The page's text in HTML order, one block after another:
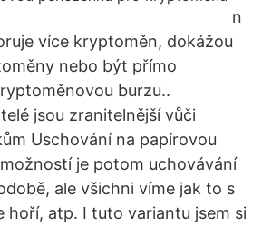
n
více kryptoměn, dokážou
nebo být přímo
burzu..
jsou zranitelnější vůči
Uschování na papírovou
je potom uchovávání
ale všichni víme jak to s
hoří, atp. I tuto variantu jsem si